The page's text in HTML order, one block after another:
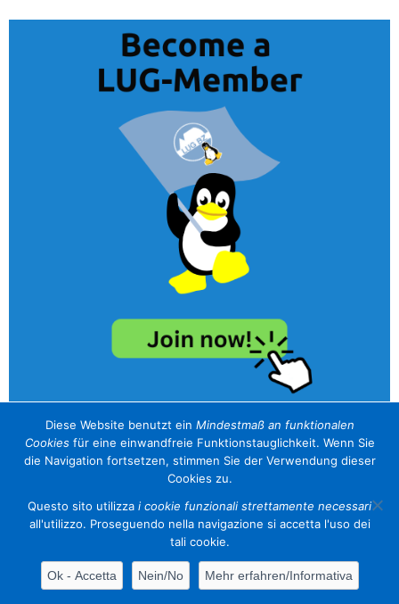
unser Sponsor / il nostro sponsor
Contacts Cookies Event calendar Information Center
Diese Website benutzt ein Mindestmaß an funktionalen
Cookiesfür eine einwandfreie Funktionstauglichkeit. Wenn Sie
die Navigation fortsetzen, stimmen Sie der Verwendung dieser
Cookies zu.
Questo sito utilizza i cookie funzionali strettamente necessari
all'utilizzo. Proseguendo nella navigazione si accetta l'uso dei
tali cookie.
Ok - Accetta Nein/No Mehr erfahren/Informativa